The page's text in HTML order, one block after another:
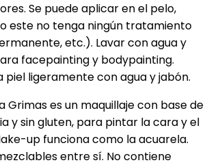
Se puede aplicar en el pelo,
este no tenga ningún tratamiento
etc.). Lavar con agua y
facepainting y bodypainting.
piel ligeramente con agua y jabón.
Grimas es un maquillaje con base de
y sin gluten, para pintar la cara y el
up funciona como la acuarela.
entre sí. No contiene